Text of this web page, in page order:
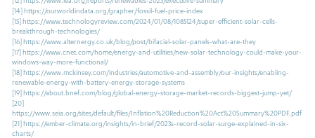
[14] https://ourworldindata.org/grapher/fossil-fuel-price-index
[15] https://www.technologyreview.com/2024/01/08/1085124/super-efficient-solar-cells-
breakthrough-technologies/
[16] https://www.alternergy.co.uk/blog/post/bifacial-solar-panels-what-are-they
[17] https://www.cnet.com/home/energy-and-utilities/new-solar-technology-could-make-your-
windows-way-more-functional/
[18] https://www.mckinsey.com/industries/automotive-and-assembly/our-insights/enabling-
renewable-energy-with-battery-energy-storage-systems
[19] https://about.bnef.com/blog/global-energy-storage-market-records-biggest-jump-yet/
[20]
https://www.seia.org/sites/default/files/Inflation%20Reduction%20Act%20Summary%20PDF.pdf
[21] https://ember-climate.org/insights/in-brief/2023s-record-solar-surge-explained-in-six-
charts/